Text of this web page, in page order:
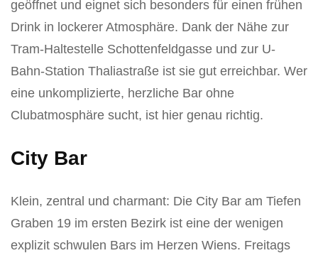
geöffnet und eignet sich besonders für einen frühen
Drink in lockerer Atmosphäre. Dank der Nähe zur
Tram-Haltestelle Schottenfeldgasse und zur U-
Bahn-Station Thaliastraße ist sie gut erreichbar. Wer
eine unkomplizierte, herzliche Bar ohne
Clubatmosphäre sucht, ist hier genau richtig.
City Bar
Klein, zentral und charmant: Die City Bar am Tiefen
Graben 19 im ersten Bezirk ist eine der wenigen
explizit schwulen Bars im Herzen Wiens. Freitags